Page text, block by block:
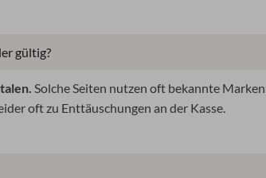
gültig?
Solche Seiten nutzen oft bekannte
oft zu Enttäuschungen an der Kasse.